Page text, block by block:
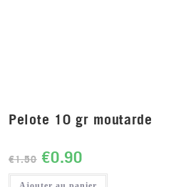
Pelote 10 gr moutarde
€1.50 €0.90